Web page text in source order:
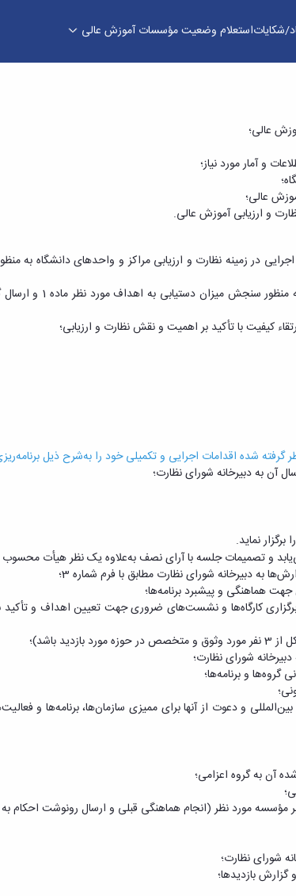
شکایاتاستعلام وضعیت مؤسسات آموزش عالی
عالی‌؛
و آمار مورد نیاز؛
عالی‌؛
و ارزیابی‌ آموزش‌ عالی‌.
در زمینه نظارت و ارزیابی مراکز و واحدهای دانشگاه به
دریافت و تجزیه و تحلیل
کیفیت با تأکید بر اهمیت و نقش نظارت و ارزیابی؛
شده اقدامات اجرایی و تکمیلی خود را به‌شرح ذیل
نماید.
برگزاری کارگاه‌ها و نشست‌های ضروری جهت تعیین اهداف و
و دعوت از آنها برای ممیزی سازمان‌ها، برنامه‌ها و
مورد نظر (انجام هماهنگی قبلی و ارسال رونوشت
بازدیدها؛